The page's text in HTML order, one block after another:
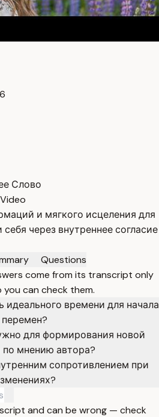
Слово
и мягкого исцеления для
через внутреннее согласие
Questions
come from its transcript only
can check them.
времени для начала
перемен?
для формирования новой
мнению автора?
сопротивлением при
and can be wrong — check